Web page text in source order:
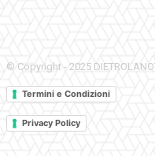
© Copyright - 2025
Termini e Condizioni
Privacy Policy